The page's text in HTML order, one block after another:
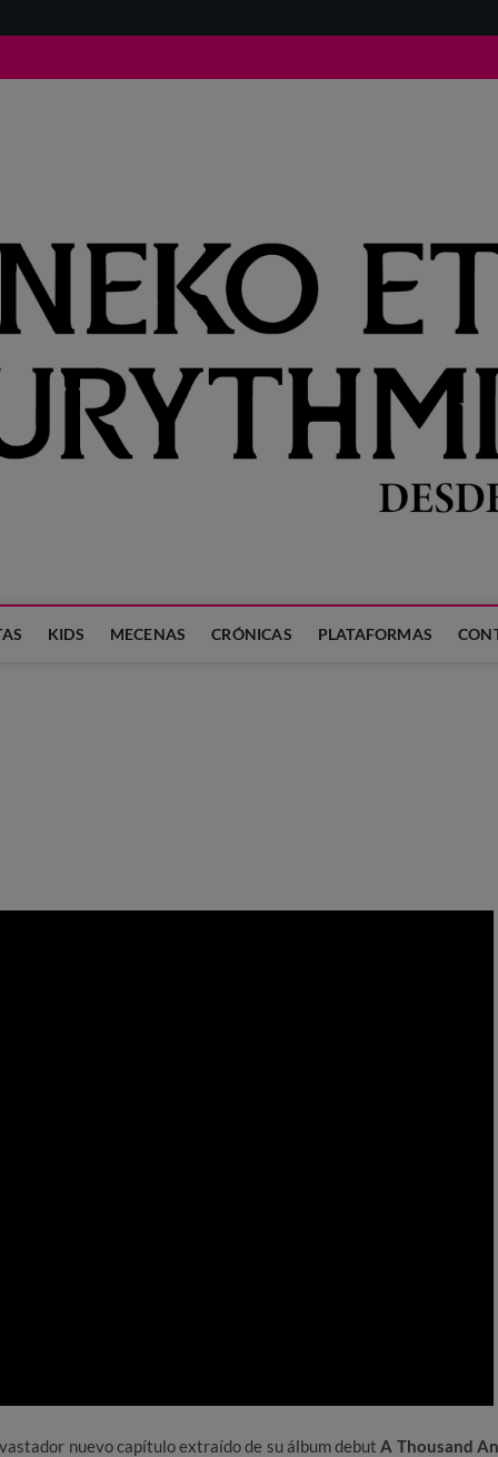
KIDS MECENAS CRÓNICAS PLATAFORMAS
nuevo capítulo extraído de su álbum debutA Thousand